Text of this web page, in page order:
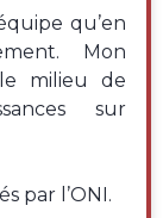
qu’en
Mon
milieu de
sur
par l’ONI.